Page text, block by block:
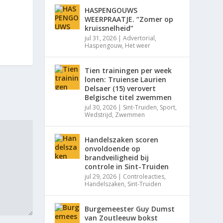
HASPENGOUWS
WEERPRAATJE. “Zomer op
kruissnelheid”
jul 31, 2026 |Advertorial,
Haspengouw, Het weer
Tien trainingen per week
lonen: Truiense Laurien
Delsaer (15) verovert
Belgische titel zwemmen
jul 30, 2026 | Sint-Truiden, Sport,
Wedstrijd, Zwemmen
Handelszaken scoren
onvoldoende op
brandveiligheid bij
controle in Sint-Truiden
jul 29, 2026 | Controleacties,
Handelszaken, Sint-Truiden
Burgemeester Guy Dumst
van Zoutleeuw bokst